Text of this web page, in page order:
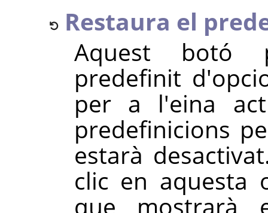
Restaura el
Aquest botó
predefinit
per a l'eina
predefinicions
estarà
clic en aquesta
que mostrarà